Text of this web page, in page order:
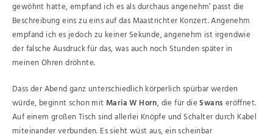
gewöhnt hatte, empfand ich es als durchaus angenehm’ passt die
Beschreibung eins zu eins auf das Maastrichter Konzert. Angenehm
empfand ich es jedoch zu keiner Sekunde, angenehm ist irgendwie
der falsche Ausdruck für das, was auch noch Stunden später in
meinen Ohren dröhnte.
Dass der Abend ganz unterschiedlich körperlich spürbar werden
würde, beginnt schon mitMaria W Horn, die für dieSwans eröffnet.
Auf einem großen Tisch sind allerlei Knöpfe und Schalter durch Kabel
miteinander verbunden. Es sieht wüst aus, ein scheinbar